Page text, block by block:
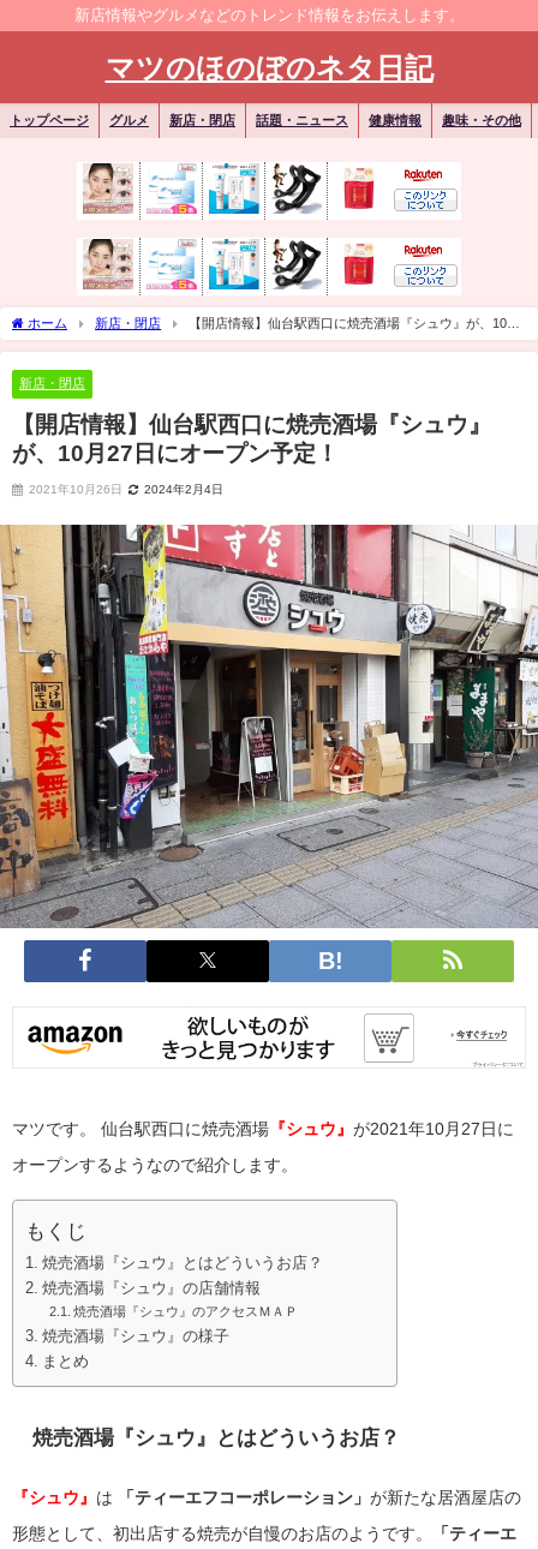
新店情報やグルメなどのトレンド情報をお伝えします。
マツのほのぼのネタ日記
トップページ グルメ 新店・閉店 話題・ニュース 健康情報 趣味・その他
ホーム 新店・閉店
【開店情報】仙台駅西口に焼売酒場『シュウ』が、10月
27日にオープン予定！
新店・閉店
【開店情報】仙台駅西口に焼売酒場『シュウ』
が、10月27日にオープン予定！
2021年10月26日 2024年2月4日
マツです。 仙台駅西口に焼売酒場 『シュウ』 が2021年10月27日に
オープンするようなので紹介します。
もくじ
焼売酒場『シュウ』とはどういうお店？
焼売酒場『シュウ』の店舗情報
焼売酒場『シュウ』のアクセスＭＡＰ
焼売酒場『シュウ』の様子
まとめ
焼売酒場『シュウ』とはどういうお店？
『シュウ』 は 「ティーエフコーポレーション」 が新たな居酒屋店の
形態として、初出店する焼売が自慢のお店のようです。 「ティーエ